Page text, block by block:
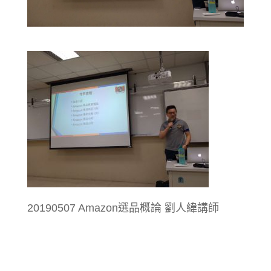
20190507 Amazon選品概論 劉人緯講師